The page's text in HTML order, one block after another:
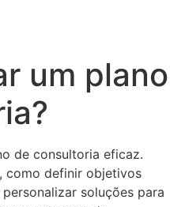
um plano
de consultoria eficaz.
como definir objetivos
soluções para